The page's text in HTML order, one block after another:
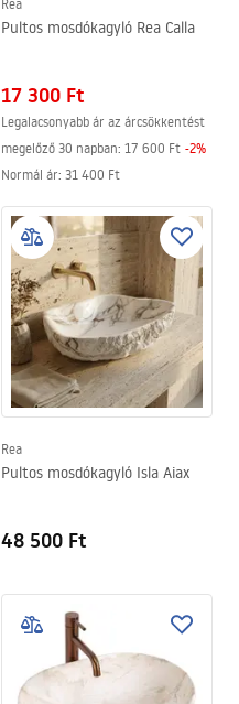
Rea
Pultos mosdókagyló Rea Calla
17 300 Ft
Legalacsonyabb ár az árcsökkentést
megelőző 30 napban: 17 600 Ft -2%
Normál ár: 31 400 Ft
Rea
Pultos mosdókagyló Isla Aiax
48 500 Ft